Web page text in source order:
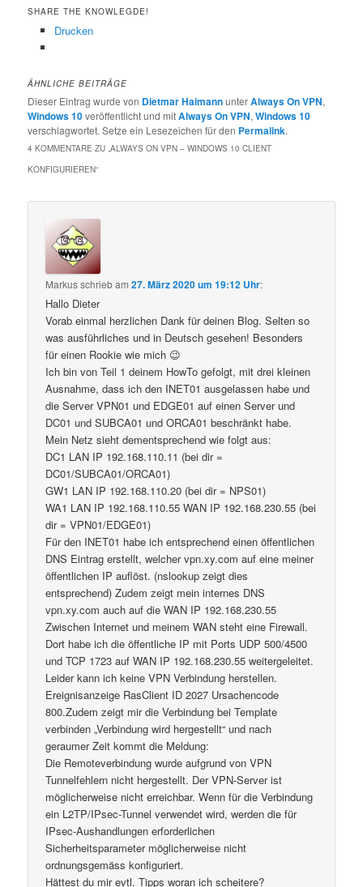
SHARE THE KNOWLEGDE!
Drucken
ÄHNLICHE BEITRÄGE
Dieser Eintrag wurde von Dietmar HaimannunterAlways On VPN,
Windows 10veröffentlicht und mitAlways On VPN,Windows 10
verschlagwortet. Setze ein Lesezeichen für den Permalink.
4 KOMMENTARE ZU „ALWAYS ON VPN – WINDOWS 10 CLIENT
KONFIGURIEREN“
Markusschriebam27. März 2020 um 19:12 Uhr:
Hallo Dieter
Vorab einmal herzlichen Dank für deinen Blog. Selten so
was ausführliches und in Deutsch gesehen! Besonders
für einen Rookie wie mich 😉
Ich bin von Teil 1 deinem HowTo gefolgt, mit drei kleinen
Ausnahme, dass ich den INET01 ausgelassen habe und
die Server VPN01 und EDGE01 auf einen Server und
DC01 und SUBCA01 und ORCA01 beschränkt habe.
Mein Netz sieht dementsprechend wie folgt aus:
DC1 LAN IP 192.168.110.11 (bei dir =
DC01/SUBCA01/ORCA01)
GW1 LAN IP 192.168.110.20 (bei dir = NPS01)
WA1 LAN IP 192.168.110.55 WAN IP 192.168.230.55 (bei
dir = VPN01/EDGE01)
Für den INET01 habe ich entsprechend einen öffentlichen
DNS Eintrag erstellt, welcher vpn.xy.com auf eine meiner
öffentlichen IP auflöst. (nslookup zeigt dies
entsprechend) Zudem zeigt mein internes DNS
vpn.xy.com auch auf die WAN IP 192.168.230.55
Zwischen Internet und meinem WAN steht eine Firewall.
Dort habe ich die öffentliche IP mit Ports UDP 500/4500
und TCP 1723 auf WAN IP 192.168.230.55 weitergeleitet.
Leider kann ich keine VPN Verbindung herstellen.
Ereignisanzeige RasClient ID 2027 Ursachencode
800.Zudem zeigt mir die Verbindung bei Template
verbinden „Verbindung wird hergestellt“ und nach
geraumer Zeit kommt die Meldung:
Die Remoteverbindung wurde aufgrund von VPN
Tunnelfehlern nicht hergestellt. Der VPN-Server ist
möglicherweise nicht erreichbar. Wenn für die Verbindung
ein L2TP/IPsec-Tunnel verwendet wird, werden die für
IPsec-Aushandlungen erforderlichen
Sicherheitsparameter möglicherweise nicht
ordnungsgemäss konfiguriert.
Hättest du mir evtl. Tipps woran ich scheitere?